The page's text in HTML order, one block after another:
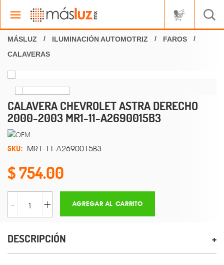
ILUMINACIÓN AUTOMOTRIZ
FAROS
CALAVERAS
CALAVERA CHEVROLET ASTRA DERECHO
2000-2003 MR1-11-A2690015B3
SKU: MR1-11-A2690015B3
754.00
- + AGREGAR AL CARRITO
DESCRIPCIÓN